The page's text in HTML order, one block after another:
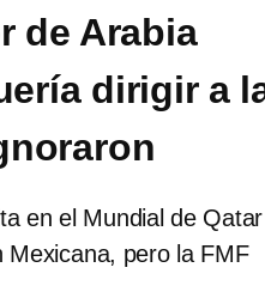
de Arabia
dirigir a
en el Mundial de Qatar
Mexicana, pero la FMF